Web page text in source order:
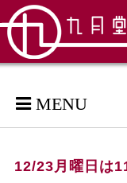
MENU
12/23月曜日は